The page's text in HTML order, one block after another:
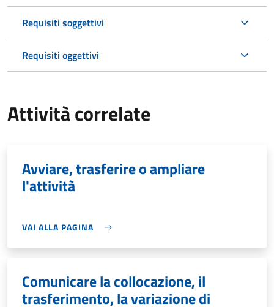
Requisiti soggettivi
Requisiti oggettivi
Attività correlate
Avviare, trasferire o ampliare
l'attività
VAI ALLA PAGINA
Comunicare la collocazione, il
trasferimento, la variazione di